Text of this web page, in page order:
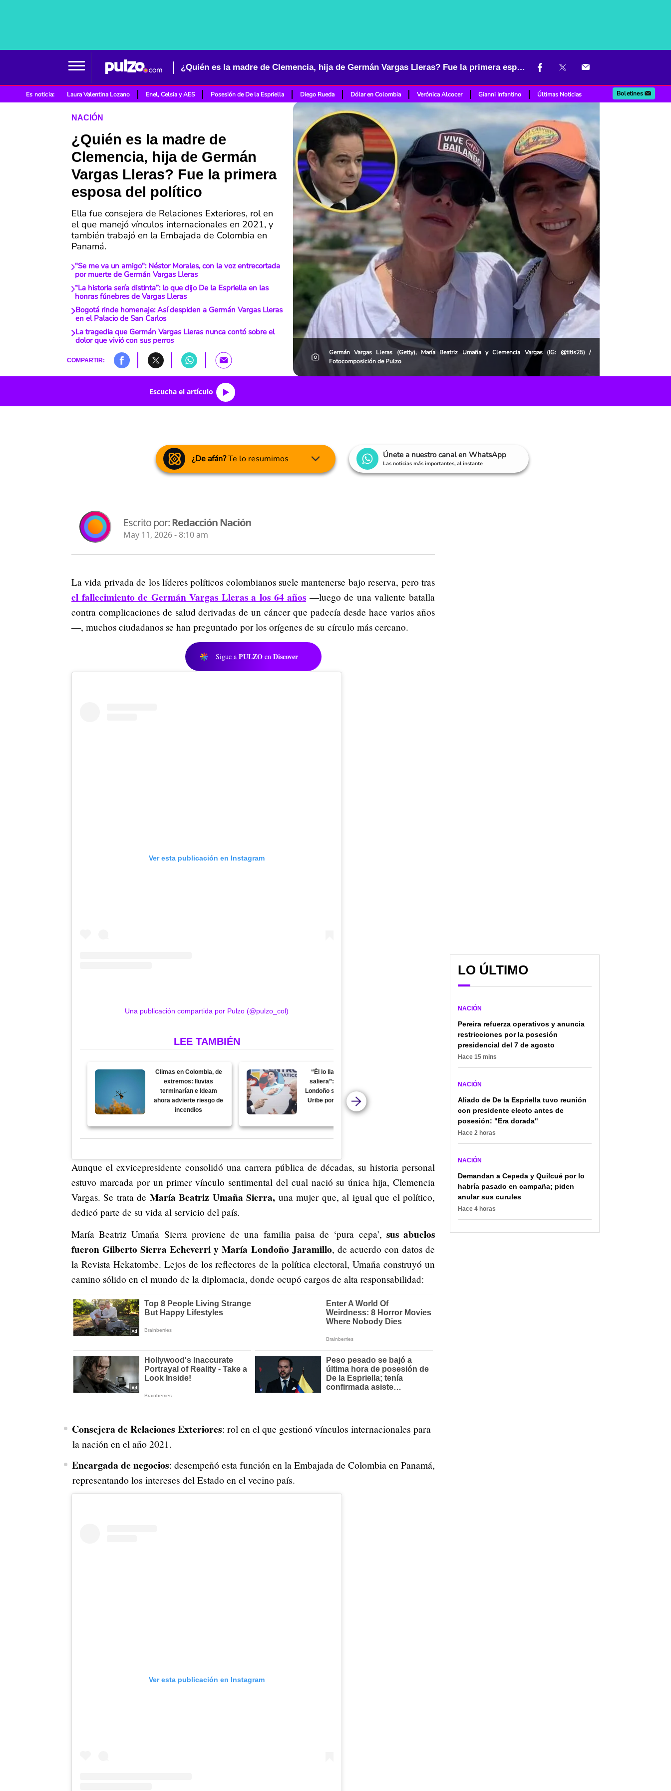
¿Quién es la madre de Clemencia, hija de Germán Vargas Lleras? Fue la primera esposa del político
Es noticia: Laura Valentina Lozano Enel, Celsia y AES Posesión de De la Espriella Diego Rueda Dólar en Colombia Verónica Alcocer Gianni Infantino Últimas Noticias Boletines
NACIÓN
¿Quién es la madre de
Clemencia, hija de Germán
Vargas Lleras? Fue la primera
esposa del político
Ella fue consejera de Relaciones Exteriores, rol en
el que manejó vínculos internacionales en 2021, y
también trabajó en la Embajada de Colombia en
Panamá.
"Se me va un amigo": Néstor Morales, con la voz entrecortada
por muerte de Germán Vargas Lleras
“La historia sería distinta”: lo que dijo De la Espriella en las
honras fúnebres de Vargas Lleras
Bogotá rinde homenaje: Así despiden a Germán Vargas Lleras
en el Palacio de San Carlos
La tragedia que Germán Vargas Lleras nunca contó sobre el
dolor que vivió con sus perros
COMPARTIR:
Germán Vargas Lleras (Getty), María Beatriz Umaña y Clemencia Vargas (IG: @titis25) /
Fotocomposición de Pulzo
Escucha el artículo
¿De afán?Te lo resumimos Únete a nuestro canal en WhatsApp
Las noticias más importantes, al instante
Escrito por:Redacción Nación
May 11, 2026 - 8:10 am
La vida privada de los líderes políticos colombianos suele mantenerse bajo reserva, pero tras
el fallecimiento de Germán Vargas Lleras a los 64 años —luego de una valiente batalla
contra complicaciones de salud derivadas de un cáncer que padecía desde hace varios años
—, muchos ciudadanos se han preguntado por los orígenes de su círculo más cercano.
Sigue a PULZO en Discover
Ver esta publicación en Instagram
Una publicación compartida por Pulzo (@pulzo_col)
LEE TAMBIÉN
Climas en Colombia, de
extremos: lluvias
terminarían e Ideam
ahora advierte riesgo de
incendios
“Él lo llamó para que
saliera”: Miguel Uribe
Londoño señala a Álvaro
Uribe por muerte de su
traición: el giro
Morrongo revela una
millonaria deuda oculta
Aunque el exvicepresidente consolidó una carrera pública de décadas, su historia personal
estuvo marcada por un primer vínculo sentimental del cual nació su única hija, Clemencia
Vargas. Se trata de María Beatriz Umaña Sierra, una mujer que, al igual que el político,
dedicó parte de su vida al servicio del país.
María Beatriz Umaña Sierra proviene de una familia paisa de ‘pura cepa’, sus abuelos
fueron Gilberto Sierra Echeverri y María Londoño Jaramillo, de acuerdo con datos de
la Revista Hekatombe. Lejos de los reflectores de la política electoral, Umaña construyó un
camino sólido en el mundo de la diplomacia, donde ocupó cargos de alta responsabilidad:
Consejera de Relaciones Exteriores: rol en el que gestionó vínculos internacionales para
la nación en el año 2021.
Encargada de negocios: desempeñó esta función en la Embajada de Colombia en Panamá,
representando los intereses del Estado en el vecino país.
Ver esta publicación en Instagram
LO ÚLTIMO
NACIÓN
Pereira refuerza operativos y anuncia
restricciones por la posesión
presidencial del 7 de agosto
Hace 15 mins
NACIÓN
Aliado de De la Espriella tuvo reunión
con presidente electo antes de
posesión: "Era dorada"
Hace 2 horas
NACIÓN
Demandan a Cepeda y Quilcué por lo
habría pasado en campaña; piden
anular sus curules
Hace 4 horas